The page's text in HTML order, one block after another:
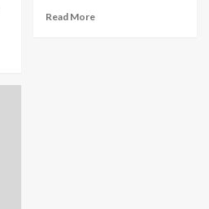
Read More